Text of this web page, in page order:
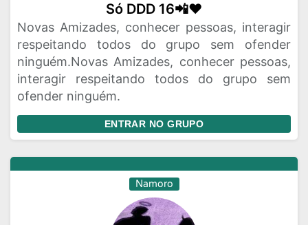
Só DDD 16📲❤️
Novas Amizades, conhecer pessoas, interagir
respeitando todos do grupo sem ofender
ninguém.Novas Amizades, conhecer pessoas,
interagir respeitando todos do grupo sem
ofender ninguém.
ENTRAR NO GRUPO
Namoro